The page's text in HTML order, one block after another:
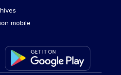
mobile